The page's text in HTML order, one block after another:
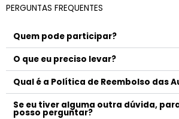
PERGUNTAS FREQUENTES
Quem pode participar?
O que eu preciso levar?
Qual é a Política de Reembolso das
Se eu tiver alguma outra dúvida,
posso perguntar?